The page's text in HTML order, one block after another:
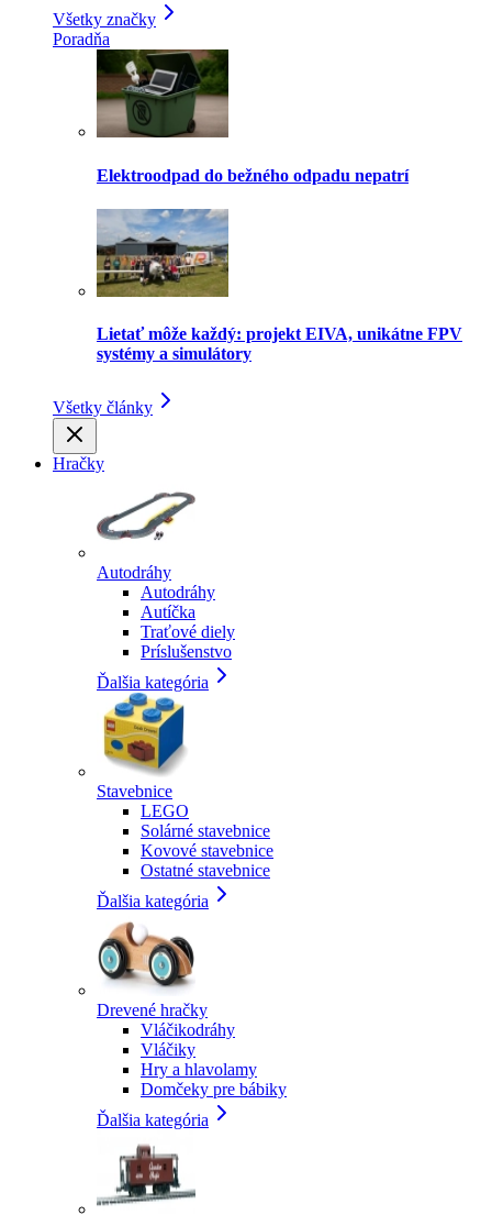
Všetky značky
Poradňa
Elektroodpad do bežného odpadu nepatrí
Lietať môže každý: projekt EIVA, unikátne FPV
systémy a simulátory
Všetky články
Hračky
Autodráhy
Autodráhy
Autíčka
Traťové diely
Príslušenstvo
Ďalšia kategória
Stavebnice
LEGO
Solárné stavebnice
Kovové stavebnice
Ostatné stavebnice
Ďalšia kategória
Drevené hračky
Vláčikodráhy
Vláčiky
Hry a hlavolamy
Domčeky pre bábiky
Ďalšia kategória